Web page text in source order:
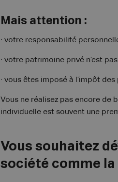
Mais attention :
· votre responsabilité
· votre patrimoine privé n’est
· vous êtes imposé à l’impôt
Vous ne réalisez pas encore de
individuelle est souvent une
Vous souhaitez
société comme